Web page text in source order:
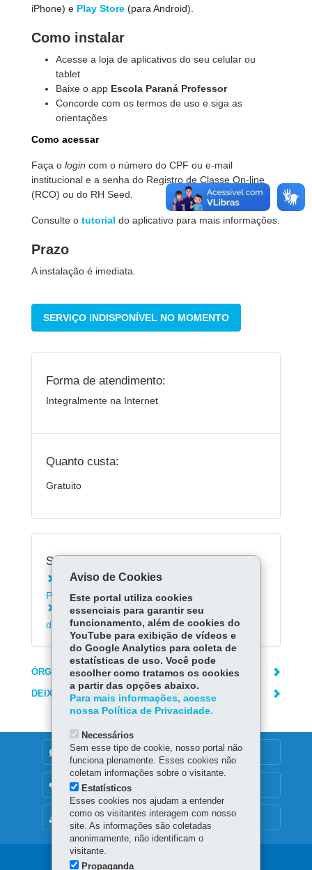
iPhone) e Play Store (para Android).
Como instalar
Acesse a loja de aplicativos do seu celular ou
tablet
Baixe o app Escola Paraná Professor
Concorde com os termos de uso e siga as
orientações
Como acessar
Faça o login com o número do CPF ou e-mail
institucional e a senha do Registro de Classe On-line
(RCO) ou do RH Seed.
Consulte o tutorial do aplicativo para mais informações.
Prazo
A instalação é imediata.
SERVIÇO INDISPONÍVEL NO MOMENTO
Forma de atendimento:
Integralmente na Internet
Quanto custa:
Gratuito
Serviços Relacionados:
Instalar o aplicativo Escola Paraná - Alunos e
Pais
Acessar Registro de Classe On-line da Rede
de Ensino (RCO)
ÓRGÃO RESPONSÁVEL
DEIXE SUA OPINIÃO
MAPA DO SITE
DENUNCIE CORRUPÇÃO
OUVIDORIA
Aviso de Cookies
Este portal utiliza cookies
essenciais para garantir seu
funcionamento, além de cookies do
YouTube para exibição de vídeos e
do Google Analytics para coleta de
estatísticas de uso. Você pode
escolher como tratamos os cookies
a partir das opções abaixo.
Para mais informações, acesse
nossa Política de Privacidade.
Necessários
Sem esse tipo de cookie, nosso portal não
funciona plenamente. Esses cookies não
coletam informações sobre o visitante.
Estatísticos
Esses cookies nos ajudam a entender
como os visitantes interagem com nosso
site. As informações são coletadas
anonimamente, não identificam o
visitante.
Propaganda